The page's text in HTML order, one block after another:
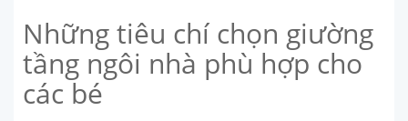
Những tiêu chí chọn giường
tầng ngôi nhà phù hợp cho
các bé